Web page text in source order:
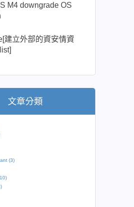
M4 downgrade OS
建立外部的資安情資
文章分類
(3)